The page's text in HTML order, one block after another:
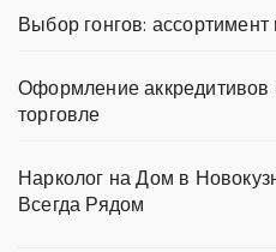
Выбор гонгов: ассортимент
Оформление
торговле
Нарколог на Дом в
Всегда Рядом